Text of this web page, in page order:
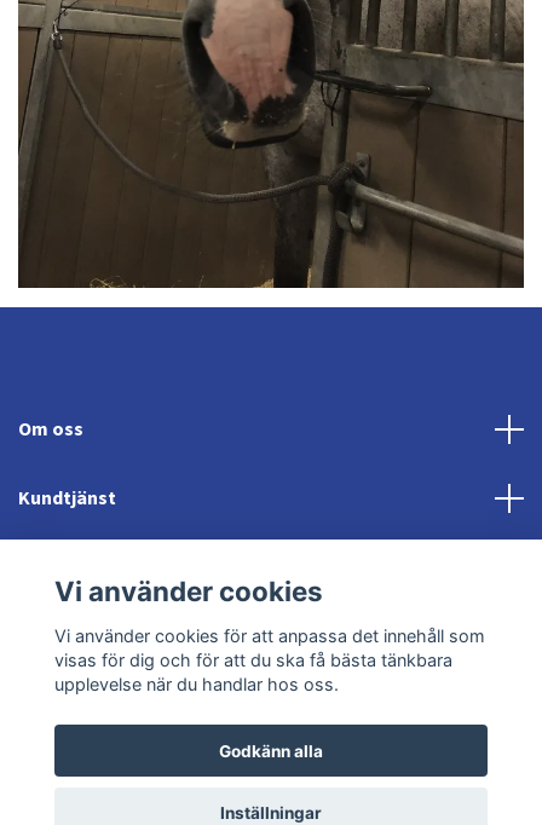
Om oss
Kundtjänst
Sociala medier
© 2026 Jonröds EquishopPowered by Quickbutik
Vi använder cookies
Vi använder cookies för att anpassa det innehåll som
visas för dig och för att du ska få bästa tänkbara
upplevelse när du handlar hos oss.
Godkänn alla
Inställningar